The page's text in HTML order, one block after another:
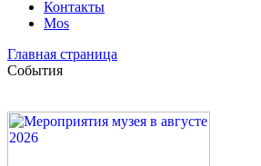
Контакты
Mos
Главная страница
События